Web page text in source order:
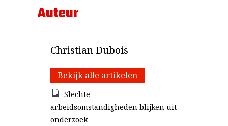
Auteur
Christian Dubois
Bekijk alle artikelen
Slechte
arbeidsomstandigheden blijken uit
onderzoek